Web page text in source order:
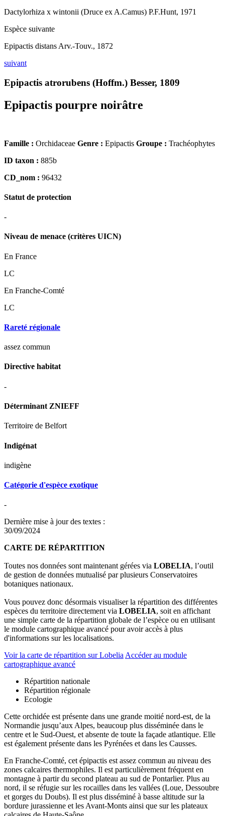
Dactylorhiza x wintonii (Druce ex A.Camus) P.F.Hunt, 1971
Espèce suivante
Epipactis distans Arv.-Touv., 1872
suivant
Epipactis atrorubens (Hoffm.) Besser, 1809
Epipactis pourpre noirâtre
Famille : Orchidaceae Genre : Epipactis Groupe : Trachéophytes
ID taxon : 885b
CD_nom : 96432
Statut de protection
-
Niveau de menace (critères UICN)
En France
LC
En Franche-Comté
LC
Rareté régionale
assez commun
Directive habitat
-
Déterminant ZNIEFF
Territoire de Belfort
Indigénat
indigène
Catégorie d'espèce exotique
-
Dernière mise à jour des textes :
30/09/2024
CARTE DE RÉPARTITION
Toutes nos données sont maintenant gérées via LOBELIA, l’outil
de gestion de données mutualisé par plusieurs Conservatoires
botaniques nationaux.
Vous pouvez donc désormais visualiser la répartition des différentes
espèces du territoire directement via LOBELIA, soit en affichant
une simple carte de la répartition globale de l’espèce ou en utilisant
le module cartographique avancé pour avoir accès à plus
d'informations sur les localisations.
Voir la carte de répartition sur Lobelia Accéder au module
cartographique avancé
Répartition nationale
Répartition régionale
Ecologie
Cette orchidée est présente dans une grande moitié nord-est, de la
Normandie jusqu’aux Alpes, beaucoup plus disséminée dans le
centre et le Sud-Ouest, et absente de toute la façade atlantique. Elle
est également présente dans les Pyrénées et dans les Causses.
En Franche-Comté, cet épipactis est assez commun au niveau des
zones calcaires thermophiles. Il est particulièrement fréquent en
montagne à partir du second plateau au sud de Pontarlier. Plus au
nord, il se réfugie sur les rocailles dans les vallées (Loue, Dessoubre
et gorges du Doubs). Il est plus disséminé à basse altitude sur la
bordure jurassienne et les Avant-Monts ainsi que sur les plateaux